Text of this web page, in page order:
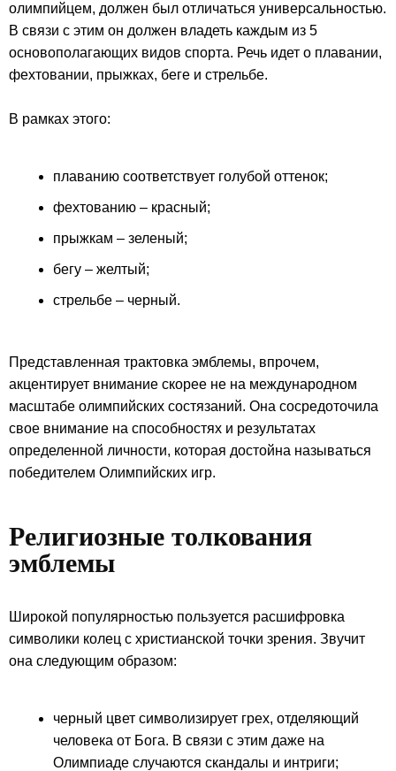
олимпийцем, должен был отличаться универсальностью.
В связи с этим он должен владеть каждым из 5
основополагающих видов спорта. Речь идет о плавании,
фехтовании, прыжках, беге и стрельбе.
В рамках этого:
плаванию соответствует голубой оттенок;
фехтованию – красный;
прыжкам – зеленый;
бегу – желтый;
стрельбе – черный.
Представленная трактовка эмблемы, впрочем,
акцентирует внимание скорее не на международном
масштабе олимпийских состязаний. Она сосредоточила
свое внимание на способностях и результатах
определенной личности, которая достойна называться
победителем Олимпийских игр.
Религиозные толкования
эмблемы
Широкой популярностью пользуется расшифровка
символики колец с христианской точки зрения. Звучит
она следующим образом:
черный цвет символизирует грех, отделяющий
человека от Бога. В связи с этим даже на
Олимпиаде случаются скандалы и интриги;